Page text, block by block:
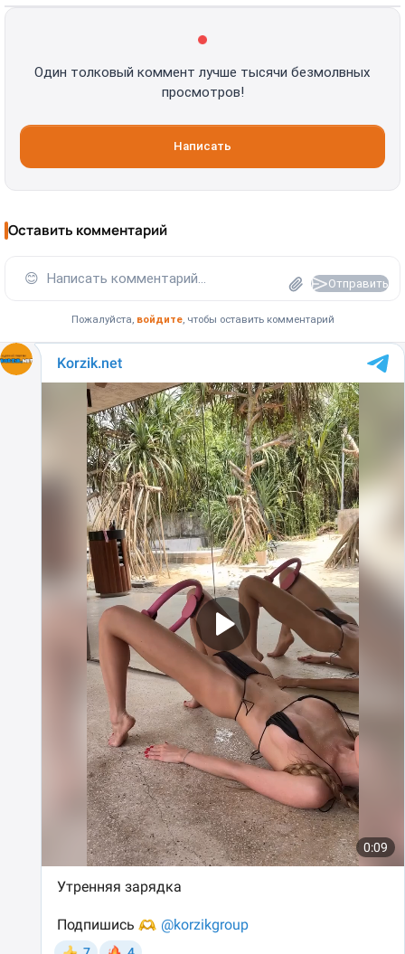
Один толковый коммент лучше тысячи безмолвных
просмотров!
Написать
Оставить комментарий
😊 Написать комментарий... Отправить
Пожалуйста, войдите, чтобы оставить комментарий